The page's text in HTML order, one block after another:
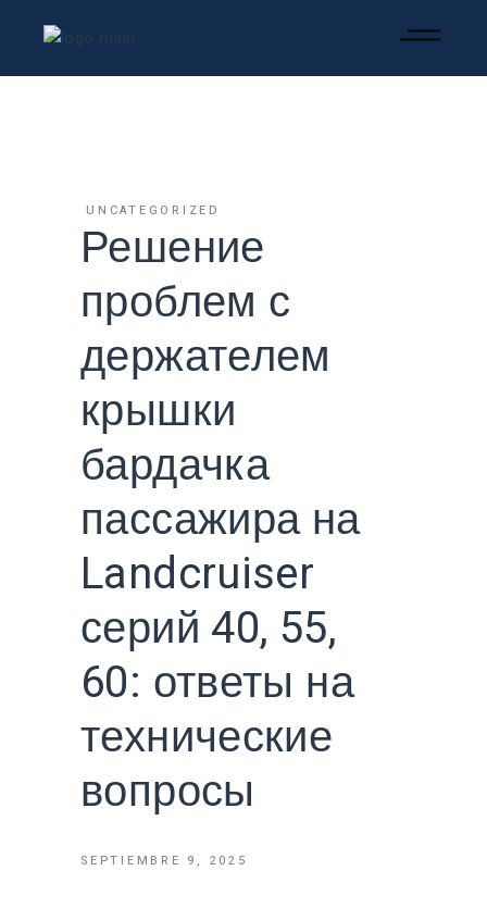
UNCATEGORIZED
Решение
проблем с
держателем
крышки
бардачка
пассажира на
Landcruiser
серий 40, 55,
60: ответы на
технические
вопросы
SEPTIEMBRE 9, 2025